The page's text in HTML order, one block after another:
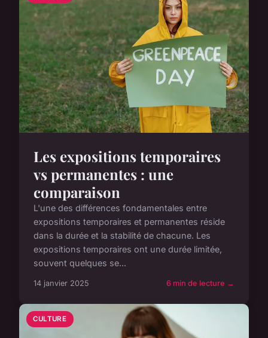
Les expositions temporaires
vs permanentes : une
comparaison
L'une des différences fondamentales entre
expositions temporaires et permanentes réside
dans la durée et la stabilité de chacune. Les
expositions temporaires ont une durée limitée,
souvent quelques se...
14 janvier 2025 6 min de lecture →
CULTURE